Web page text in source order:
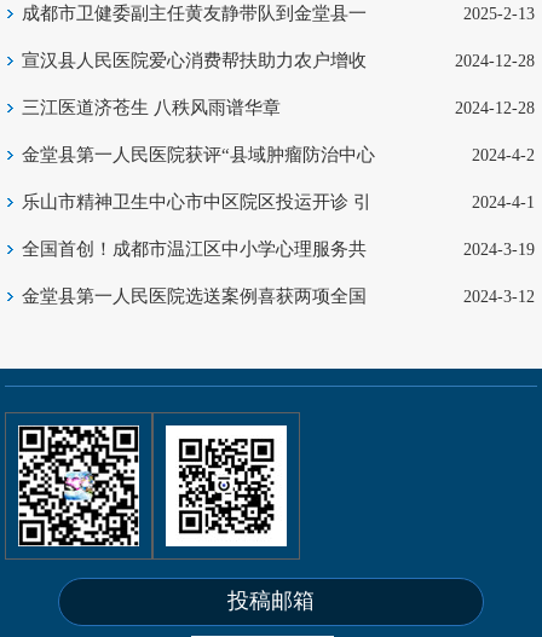
（巴中站）圆满收官
成都市卫健委副主任黄友静带队到金堂县一
医院开展调研
2025-2-13
宣汉县人民医院爱心消费帮扶助力农户增收 2024-12-28
三江医道济苍生 八秩风雨谱华章 2024-12-28
金堂县第一人民医院获评“县域肿瘤防治中心
交流基地”
2024-4-2
乐山市精神卫生中心市中区院区投运开诊 引
领心理健康服务新征程
2024-4-1
全国首创！成都市温江区中小学心理服务共
享中心启动
2024-3-19
金堂县第一人民医院选送案例喜获两项全国 2024-3-12
投稿邮箱